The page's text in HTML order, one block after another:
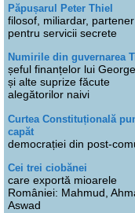
Păpușarul Peter Thiel
filosof, miliardar, partener
pentru servicii secrete
Numirile din guvernarea
șeful finanțelor lui
și alte suprize făcute
alegătorilor naivi
Curtea Constituțională
capăt
democrației din post-
Cei trei ciobănei
care exportă mioarele
României: Mahmud,
Aswad